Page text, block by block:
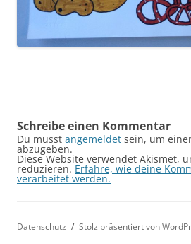
Schreibe einen Kommentar
Du musst angemeldet sein, um
abzugeben.
Diese Website verwendet Akismet,
reduzieren. Erfahre, wie deine
verarbeitet werden.
Datenschutz Stolz präsentiert von